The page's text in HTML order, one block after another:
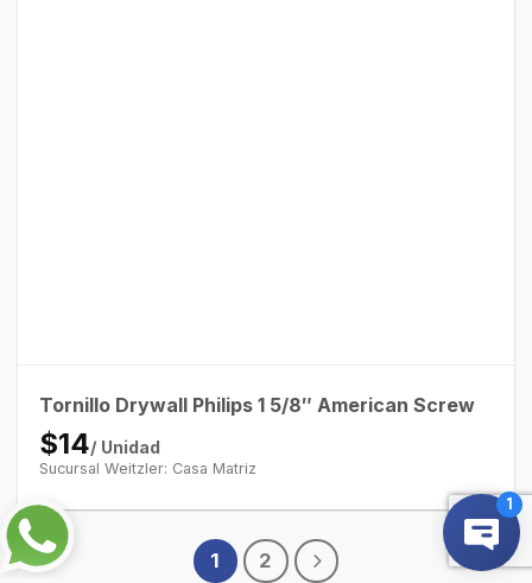
Tornillo Drywall Philips 1 5/8″ American Screw
$14/ Unidad
Sucursal Weitzler: Casa Matriz
1 2